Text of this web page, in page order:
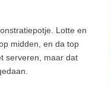
Lotte en
midden, en da top
serveren, maar dat